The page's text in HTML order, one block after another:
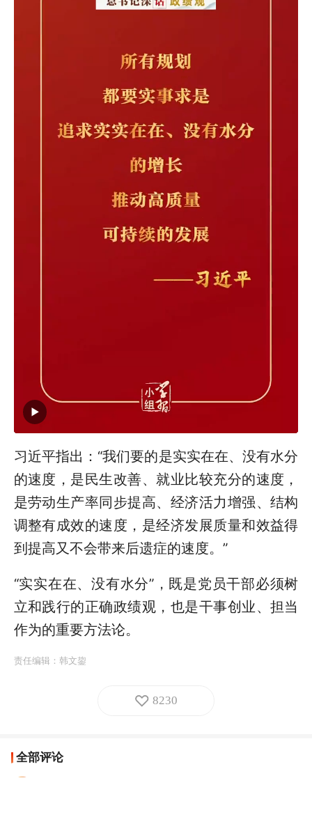
习近平指出：“我们要的是实实在在、没有水分
的速度，是民生改善、就业比较充分的速度，
是劳动生产率同步提高、经济活力增强、结构
调整有成效的速度，是经济发展质量和效益得
到提高又不会带来后遗症的速度。”
“实实在在、没有水分”，既是党员干部必须树
立和践行的正确政绩观，也是干事创业、担当
作为的重要方法论。
责任编辑： 韩文鋆
8230
全部评论